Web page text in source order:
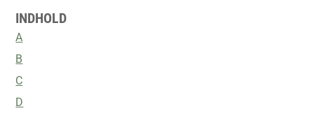
INDHOLD
A
B
C
D